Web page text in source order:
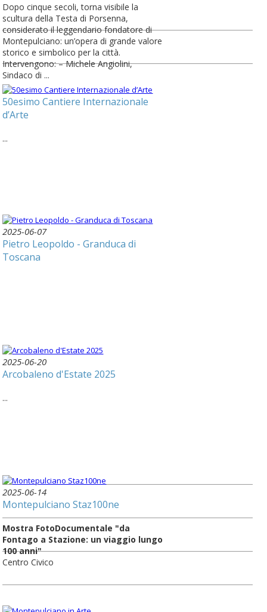
Dopo cinque secoli, torna visibile la
scultura della Testa di Porsenna,
considerato il leggendario fondatore di
Montepulciano: un’opera di grande valore
storico e simbolico per la città.
Intervengono: – Michele Angiolini,
Sindaco di ...
50esimo Cantiere Internazionale
d’Arte
...
2025-06-07
Pietro Leopoldo - Granduca di
Toscana
2025-06-20
Arcobaleno d'Estate 2025
...
2025-06-14
Montepulciano Staz100ne
Mostra FotoDocumentale "da
Fontago a Stazione: un viaggio lungo
100 anni"
Centro Civico